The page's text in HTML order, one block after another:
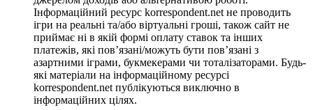
Інформаційний ресурс korrespondent.net не проводить
ігри на реальні та/або віртуальні гроші, також сайт не
приймає ні в якій формі оплату ставок та інших
платежів, які пов’язані/можуть бути пов’язані з
азартними іграми, букмекерами чи тоталізаторами. Будь-
які матеріали на інформаційному ресурсі
korrespondent.net публікуються виключно в
інформаційних цілях.